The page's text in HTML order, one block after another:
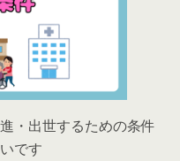
・出世するための条件
です